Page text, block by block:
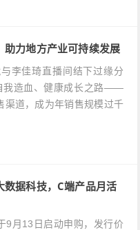
力地方产业可持续发展
李佳琦直播间结下过缘分
我造血、健康成长之路——
渠道，成为年销售规模过千
据科技，C端产品月活
9月13日启动申购，发行价